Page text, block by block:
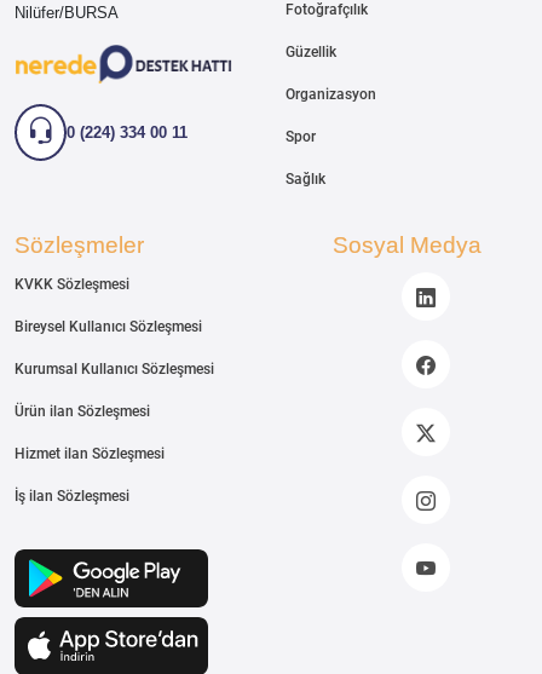
Nilüfer/BURSA
0 (224) 334 00 11
Fotoğrafçılık
Güzellik
Organizasyon
Spor
Sağlık
Sözleşmeler
KVKK Sözleşmesi
Bireysel Kullanıcı Sözleşmesi
Kurumsal Kullanıcı Sözleşmesi
Ürün ilan Sözleşmesi
Hizmet ilan Sözleşmesi
İş ilan Sözleşmesi
Sosyal Medya